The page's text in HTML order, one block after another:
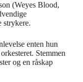
(Weyes Blood,
strykere.
enten hun
Stemmen
og en råskap